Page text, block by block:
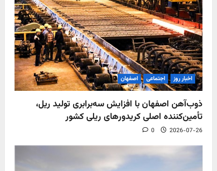
اخبار روز اجتماعی اصفهان
ذوب‌آهن اصفهان با افزایش سه‌برابری تولید ریل،
تأمین‌کننده اصلی کریدورهای ریلی کشور
2026-07-26
0